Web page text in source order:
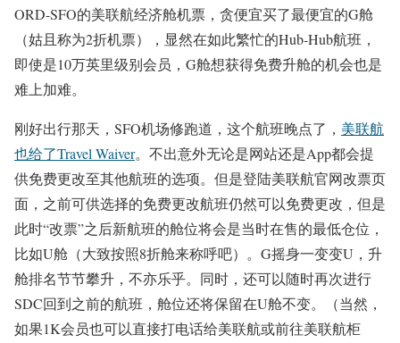
ORD-SFO的美联航经济舱机票，贪便宜买了最便宜的G舱
（姑且称为2折机票），显然在如此繁忙的Hub-Hub航班，
即使是10万英里级别会员，G舱想获得免费升舱的机会也是
难上加难。
刚好出行那天，SFO机场修跑道，这个航班晚点了， 美联航
也给了Travel Waiver。不出意外无论是网站还是App都会提
供免费更改至其他航班的选项。但是登陆美联航官网改票页
面，之前可供选择的免费更改航班仍然可以免费更改，但是
此时“改票”之后新航班的舱位将会是当时在售的最低仓位，
比如U舱（大致按照8折舱来称呼吧）。G摇身一变变U，升
舱排名节节攀升，不亦乐乎。同时，还可以随时再次进行
SDC回到之前的航班，舱位还将保留在U舱不变。（当然，
如果1K会员也可以直接打电话给美联航或前往美联航柜